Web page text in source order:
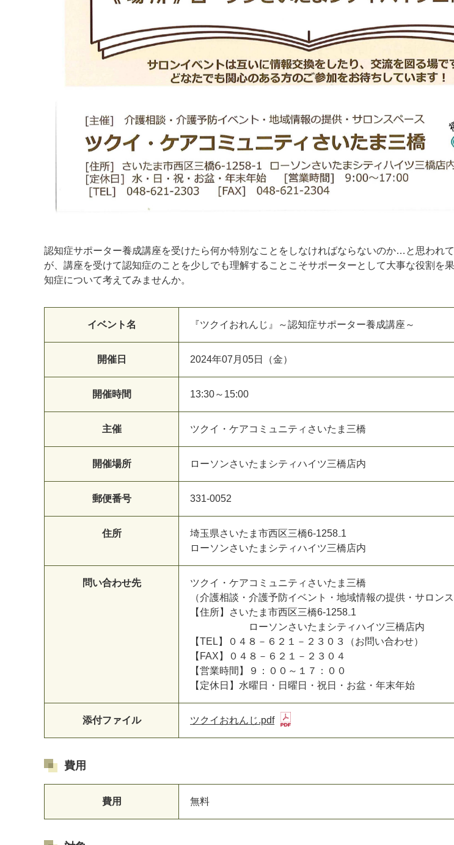
認知症サポーター養成講座を受けたら何か特別なことをしなければならないのか…と思われ
が、講座を受けて認知症のことを少しでも理解することこそサポーターとして大事な役割を
知症について考えてみませんか。
イベント名 『ツクイおれんじ』～認知症サポーター養成講座～
開催日 2024年07月05日（金）
開催時間 13:30～15:00
主催 ツクイ・ケアコミュニティさいたま三橋
開催場所 ローソンさいたまシティハイツ三橋店内
郵便番号 331-0052
住所
埼玉県さいたま市西区三橋6-1258₋1
ローソンさいたまシティハイツ三橋店内
問い合わせ先
ツクイ・ケアコミュニティさいたま三橋
（介護相談・介護予防イベント・地域情報の提供・サロンス
【住所】さいたま市西区三橋6-1258₋1
ローソンさいたまシティハイツ三橋店内
【TEL】０４８－６２１－２３０３（お問い合わせ）
【FAX】０４８－６２１－２３０４
【営業時間】９：００～１７：００
【定休日】水曜日・日曜日・祝日・お盆・年末年始
添付ファイル ツクイおれんじ.pdf
費用
費用 無料